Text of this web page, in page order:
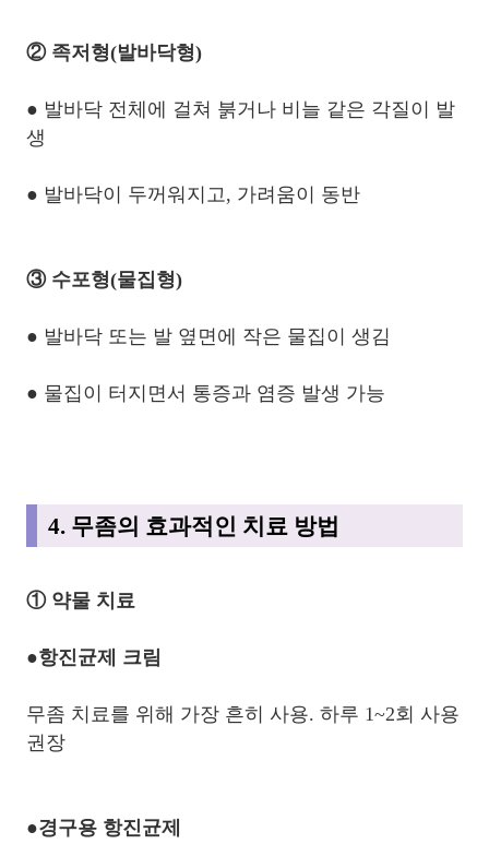
② 족저형(발바닥형)
● 발바닥 전체에 걸쳐 붉거나 비늘 같은 각질이 발
생
● 발바닥이 두꺼워지고, 가려움이 동반
③ 수포형(물집형)
● 발바닥 또는 발 옆면에 작은 물집이 생김
● 물집이 터지면서 통증과 염증 발생 가능
4. 무좀의 효과적인 치료 방법
① 약물 치료
●항진균제 크림
무좀 치료를 위해 가장 흔히 사용. 하루 1~2회 사용
권장
●경구용 항진균제